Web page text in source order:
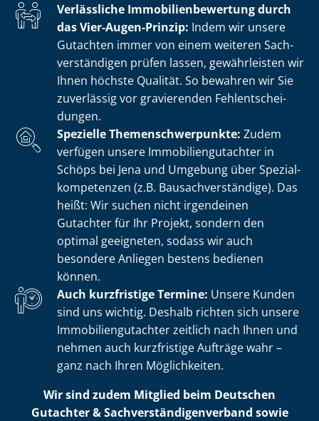
Verlässliche Im­mo­bi­li­en­be­wer­tung durch
das Vier-Augen-Prinzip: Indem wir unsere
Gutachten immer von einem weiteren Sach­
ver­stän­di­gen prüfen lassen, gewährleisten wir
Ihnen höchste Qualität. So bewahren wir Sie
zuverlässig vor gravierenden Fehl­ent­schei­
dun­gen.
Spezielle The­men­schwer­punk­te: Zudem
verfügen unsere Im­mo­bi­li­en­gut­ach­ter in
Schöps bei Jena und Umgebung über Spe­zi­al­
kom­pe­ten­zen (z.B. Bau­sach­ver­stän­di­ge). Das
heißt: Wir suchen nicht irgendeinen
Gutachter für Ihr Projekt, sondern den
optimal geeigneten, sodass wir auch
besondere Anliegen bestens bedienen
können.
Auch kurzfristige Termine: Unsere Kunden
sind uns wichtig. Deshalb richten sich unsere
Im­mo­bi­li­en­gut­ach­ter zeitlich nach Ihnen und
nehmen auch kurzfristige Aufträge wahr –
ganz nach Ihren Möglichkeiten.
Wir sind zudem Mitglied beim Deutschen
Gutachter & Sach­ver­stän­di­gen­ver­band sowie